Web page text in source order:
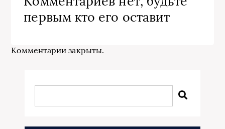
первым кто его оставит
Комментарии закрыты.